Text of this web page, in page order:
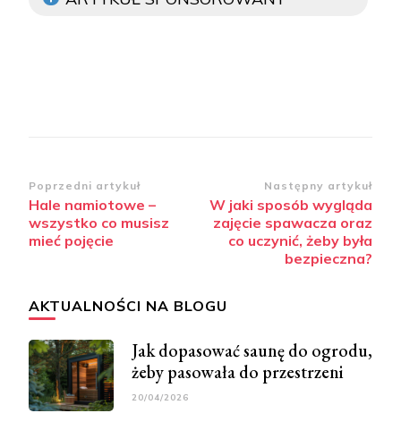
Zobacz
wpisy
Poprzedni artykuł
Hale namiotowe –
wszystko co musisz
mieć pojęcie
Następny artykuł
W jaki sposób wygląda
zajęcie spawacza oraz
co uczynić, żeby była
bezpieczna?
AKTUALNOŚCI NA BLOGU
Jak dopasować saunę do ogrodu,
żeby pasowała do przestrzeni
20/04/2026